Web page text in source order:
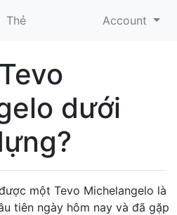
Thẻ Account
dưới
một Tevo Michelangelo là
tiên ngày hôm nay và đã gặp